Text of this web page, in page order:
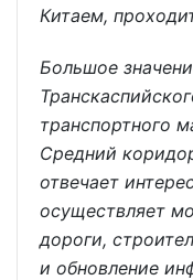
Китаем,
Большое
транспортного
Средний
отвечает
осуществляет
дороги,
и обновление